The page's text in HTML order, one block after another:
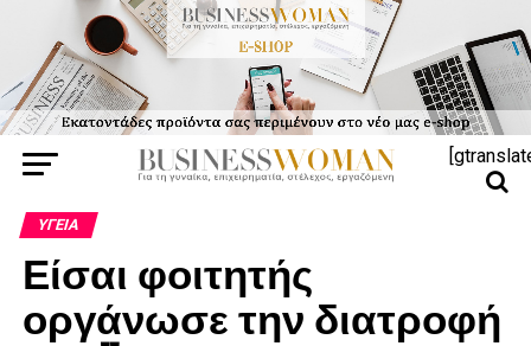
ΥΓΕΊΑ
Είσαι φοιτητής
οργάνωσε την διατροφή